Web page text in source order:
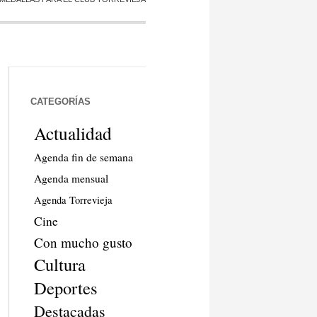
CATEGORÍAS
Actualidad
Agenda fin de semana
Agenda mensual
Agenda Torrevieja
Cine
Con mucho gusto
Cultura
Deportes
Destacadas